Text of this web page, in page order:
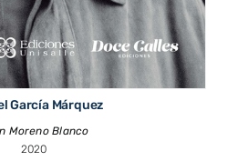
García Márquez
Moreno Blanco
2020